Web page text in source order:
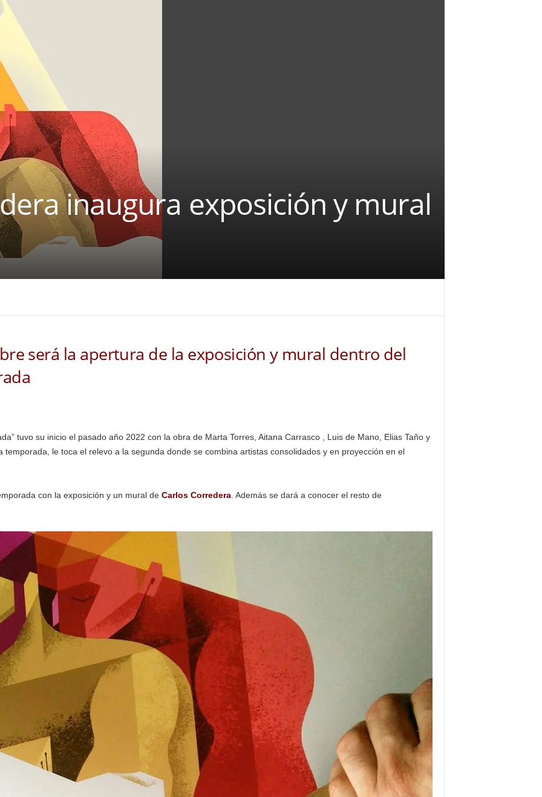
inaugura exposición y mural
será la apertura de la exposición y mural dentro del
tuvo su inicio el pasado año 2022 con la obra de Marta Torres, Aitana Carrasco , Luis de Mano, Elias Taño y
temporada, le toca el relevo a la segunda donde se combina artistas consolidados y en proyección en el
con la exposición y un mural de Carlos Corredera. Además se dará a conocer el resto de